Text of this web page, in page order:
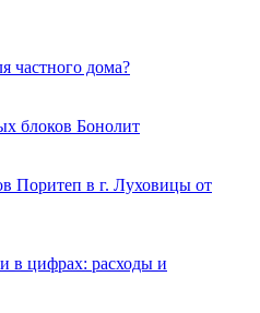
частного дома?
блоков Бонолит
Поритеп в г. Луховицы от
в цифрах: расходы и